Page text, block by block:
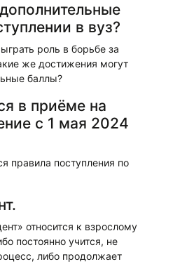
в вуз?
роль в борьбе за
же достижения могут
баллы?
в приёме на
с 1 мая 2024
правила поступления по
относится к взрослому
постоянно учится, не
либо продолжает